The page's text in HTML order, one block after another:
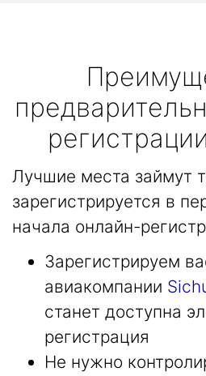
Лучшие места займут
зарегистрируется в
начала онлайн-
Зарегистрируем
авиакомпании
станет доступна
регистрация
Не нужно